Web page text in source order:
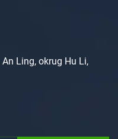
Ling, okrug Hu Li,